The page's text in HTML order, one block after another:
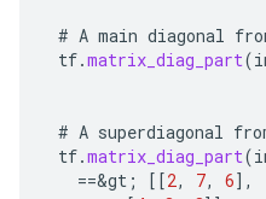
# A main diagonal
tf.matrix_diag_part(
# A superdiagonal
tf.matrix_diag_part(
==&gt ; [[2, 7, 6] ,